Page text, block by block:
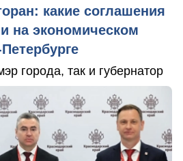
какие соглашения
на экономическом
города, так и губернатор